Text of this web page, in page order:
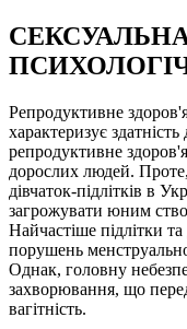
Репродуктивне
характеризує
репродуктивне
дорослих людей.
дівчаток-підлітків в
загрожувати юним
Найчастіше підлітки
порушень
Однак, головну
захворювання, що
вагітність.